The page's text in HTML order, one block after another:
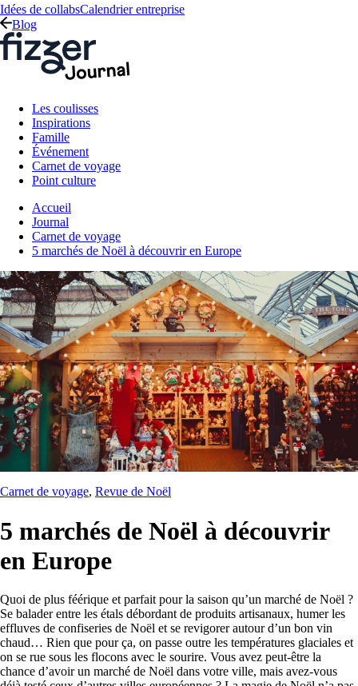
Idées de collabsCalendrier entreprise
Blog
Les coulisses
Inspirations
Famille
Événement
Carnet de voyage
Point culture
Accueil
Journal
Carnet de voyage
5 marchés de Noël à découvrir en Europe
Carnet de voyage, Revue de Noël
5 marchés de Noël à découvrir
en Europe
Quoi de plus féérique et parfait pour la saison qu’un marché de Noël ?
Se balader entre les étals débordant de produits artisanaux, humer les
effluves de confiseries de Noël et se revigorer autour d’un bon vin
chaud… Rien que pour ça, on passe outre les températures glaciales et
on se rue sous les flocons avec le sourire. Vous avez peut-être la
chance d’avoir un marché de Noël dans votre ville, mais avez-vous